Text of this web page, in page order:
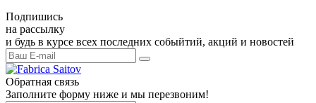
Подпишись
на рассылку
и будь в курсе всех последних собыйтий, акций и новостей
Обратная связь
Заполните форму ниже и мы перезвоним!